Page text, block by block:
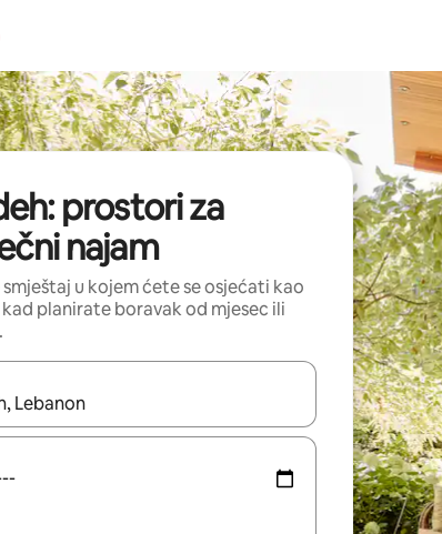
prostori za
najam
u kojem ćete se osjećati kao
planirate boravak od mjesec ili
dostupni rezultati, moći ćete ih pregledati koristeći se